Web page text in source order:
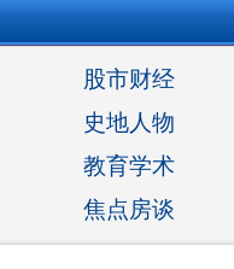
股市财经
史地人物
教育学术
焦点房谈